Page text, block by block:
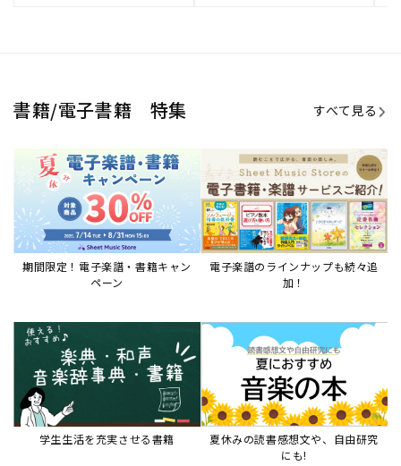
書籍/電子書籍 特集 すべて見る
期間限定！電子楽譜・書籍キャン
ペーン
電子楽譜のラインナップも続々追
加！
学生生活を充実させる書籍
夏休みの読書感想文や、自由研究
にも!